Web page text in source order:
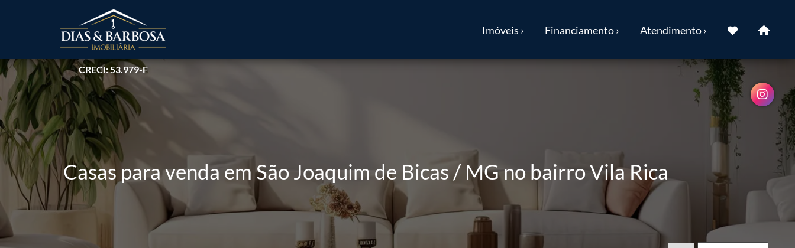
CRECI: 53.979-F
Imóveis › Financiamento › Atendimento ›
Casas para venda em São Joaquim de Bicas / MG no bairro Vila Rica